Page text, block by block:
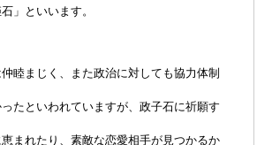
」といいます。
睦まじく、また政治に対しても協力体制
たといわれていますが、政子石に祈願す
まれたり、素敵な恋愛相手が見つかるか